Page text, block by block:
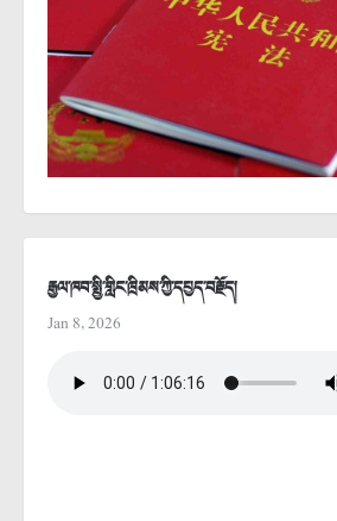
རྒྱལ་ཁབ་སྤྱི་གླིང་ཁྲིམས་ཀྱི་དཔྱད་བརྗོད།
Jan 8, 2026